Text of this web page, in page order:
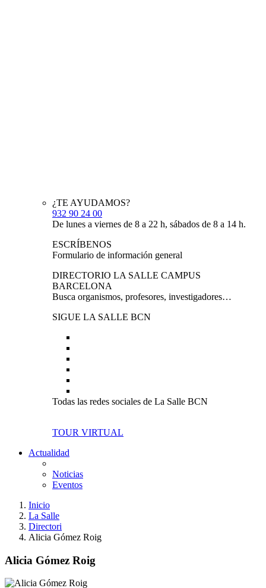
¿TE AYUDAMOS?
932 90 24 00
De lunes a viernes de 8 a 22 h, sábados de 8 a 14 h.
ESCRÍBENOS
Formulario de información general
DIRECTORIO LA SALLE CAMPUS
BARCELONA
Busca organismos, profesores, investigadores…
SIGUE LA SALLE BCN
Todas las redes sociales de La Salle BCN
TOUR VIRTUAL
Actualidad
Noticias
Eventos
Inicio
La Salle
Directori
Alicia Gómez Roig
Alicia Gómez Roig